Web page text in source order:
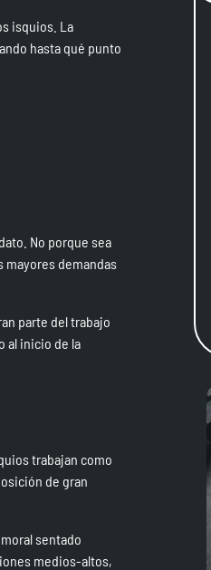
isquios. La
hasta qué punto
No porque sea
mayores demandas
parte del trabajo
al inicio de la
trabajan como
de gran
sentado
medios-altos,